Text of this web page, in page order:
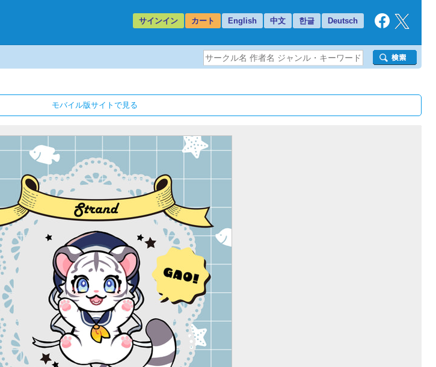
サインイン カート English 中文 한글 Deutsch
モバイル版サイトで見る